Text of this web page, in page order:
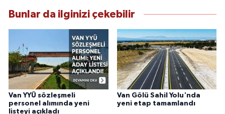
Bunlar da ilginizi çekebilir
Van YYÜ sözleşmeli
personel alımında yeni
listeyi açıkladı
Van Gölü Sahil Yolu'nda
yeni etap tamamlandı